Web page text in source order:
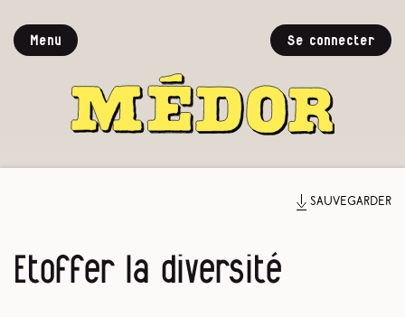
Menu Se connecter
Sauvegarder
Etoffer la diversité